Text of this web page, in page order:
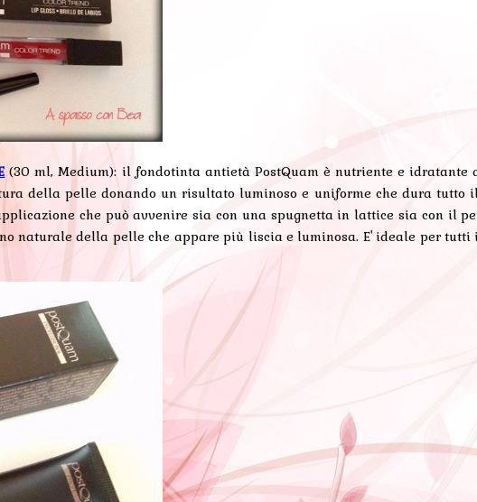
(30 ml, Medium): il fondotinta antietà PostQuam è nutriente e
della pelle donando un risultato luminoso e uniforme che dura tutto
che può avvenire sia con una spugnetta in lattice sia con il
naturale della pelle che appare più liscia e luminosa. E' ideale per